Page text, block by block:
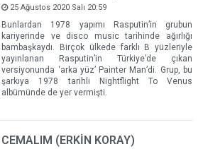
25 Ağustos 2020 Salı 20:59
Bunlardan 1978 yapımı Rasputin’in grubun
kariyerinde ve disco music tarihinde ağırlığı
bambaşkaydı. Birçok ülkede farklı B yüzleriyle
yayınlanan Rasputin’in Türkiye’de çıkan
versiyonunda ‘arka yüz’ Painter Man’di. Grup, bu
şarkıya 1978 tarihli Nightflight To Venus
albümünde de yer vermişti.
CEMALIM (ERKİN KORAY)